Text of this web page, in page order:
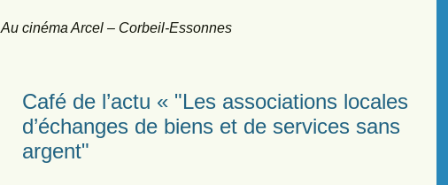
Au cinéma Arcel – Corbeil-Essonnes
Café de l’actu « "Les associations locales
d’échanges de biens et de services sans
argent"